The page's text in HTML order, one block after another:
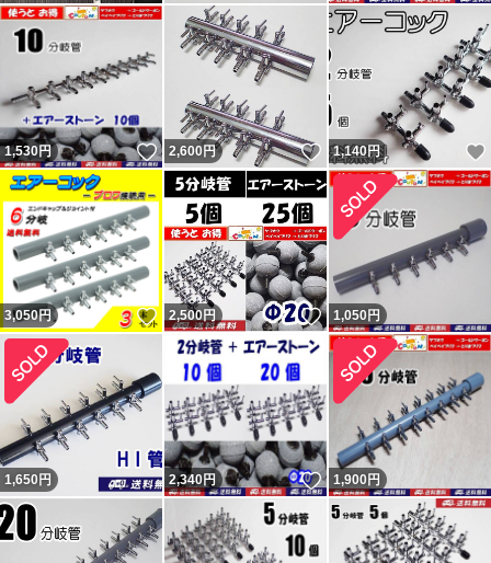
私の返信コメントが閲覧出来ず、絶対に不公平なので載せ
ています。 私に非があれば反省・改善しますが、不当評
価には主張・反論します。かなり抑えて記載しています。
不当評価を気にせず購入していただいている皆様、ありが
とうございます。 どちらでもない評価も数件以外はコメ
ントと異なる不適当または誤評価です（9割以上がヤフー
フリマ購入者）。 ペイペイフリマ（現ヤフーフリマ）で
は問題なければ『普通（どちらでもない）』評価（コメン
トは良い取引が出来ました）をする人が多くて出品者から
不評だった為、『どちらでもない』の評価は2022年7月に
廃止されました。
落札後に即発送、翌日発送を要求してくる人が結構います
が事前に質問欄から確認するか他で購入してください。
主に支払手続から1～2、2～3日で発送と設定して出品
し、その通り発送しています。 翌日発送とならない場合
もあります。 勝手な要求通り発送しなかったから「気分
1,530円 いいね！
2,600 円 いいね！
1,140円
3,050円 いいね！
2,500 円 いいね！
1,050円
1,650 円 2,340円 いいね！
1,900円